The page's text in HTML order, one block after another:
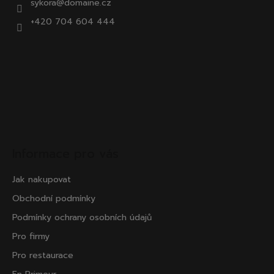
sykora@domaine.cz
+420 704 604 444
Jak nakupovat
Obchodní podmínky
Podmínky ochrany osobních údajů
Pro firmy
Pro restaurace